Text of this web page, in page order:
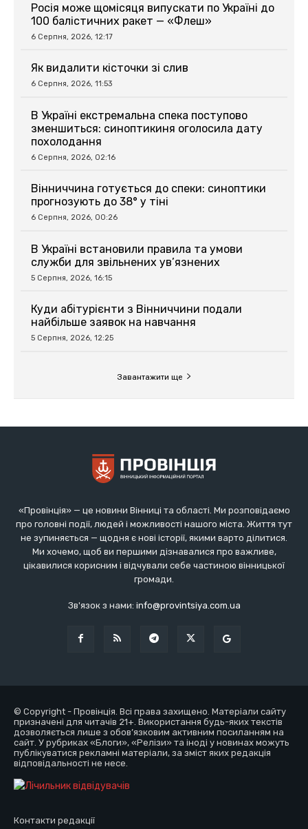
Росія може щомісяця випускати по Україні до
100 балістичних ракет — «Флеш»
6 Серпня, 2026, 12:17
Як видалити кісточки зі слив
6 Серпня, 2026, 11:53
В Україні екстремальна спека поступово
зменшиться: синоптикиня оголосила дату
похолодання
6 Серпня, 2026, 02:16
Вінниччина готується до спеки: синоптики
прогнозують до 38° у тіні
6 Серпня, 2026, 00:26
В Україні встановили правила та умови
служби для звільнених ув’язнених
5 Серпня, 2026, 16:15
Куди абітурієнти з Вінниччини подали
найбільше заявок на навчання
5 Серпня, 2026, 12:25
Завантажити ще
«Провінція» — це новини Вінниці та області. Ми розповідаємо
про головні події, людей і можливості нашого міста. Життя тут
не зупиняється — щодня є нові історії, якими варто ділитися.
Ми хочемо, щоб ви першими дізнавалися про важливе,
цікавилися корисним і відчували себе частиною вінницької
громади.
Зв'язок з нами: info@provintsiya.com.ua
© Copyright - Провінція. Всі права захищено. Матеріали сайту
призначені для читачів 21+. Використання будь-яких текстів
дозволяється лише з обов’язковим активним посиланням на
сайт. У рубриках «Блоги», «Релізи» та іноді у новинах можуть
публікуватися рекламні матеріали, за зміст яких редакція
відповідальності не несе.
Контакти редакції